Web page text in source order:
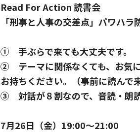
Read For Action 読書会
「刑事と人事の交差点」パワハラ
①　手ぶらで来ても大丈夫です。
②　テーマに関係なくても、お気
お持ちください。（事前に読んで
③　対話が８割なので、音読・朗
7月26日（金）19:00～21:00